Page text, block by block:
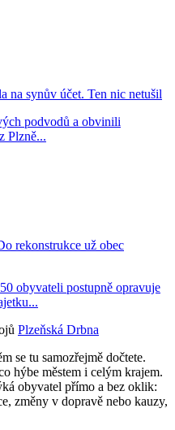
na synův účet. Ten nic netušil
podvodů a obvinili
Plzně...
rekonstrukce už obec
obyvateli postupně opravuje
Plzeňská Drbna
se tu samozřejmě dočtete.
hýbe městem i celým krajem.
obyvatel přímo a bez oklik:
změny v dopravě nebo kauzy,